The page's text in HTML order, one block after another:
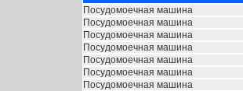
Посудомоечная машина
Посудомоечная машина
Посудомоечная машина
Посудомоечная машина
Посудомоечная машина
Посудомоечная машина
Посудомоечная машина